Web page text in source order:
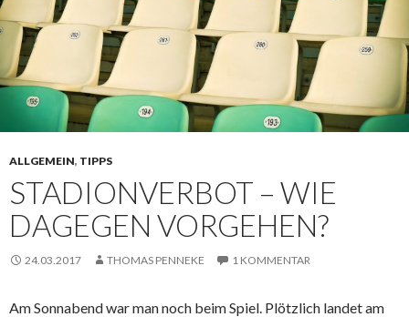
ALLGEMEIN, TIPPS
STADIONVERBOT – WIE
DAGEGEN VORGEHEN?
24.03.2017 THOMAS PENNEKE 1 KOMMENTAR
Am Sonnabend war man noch beim Spiel. Plötzlich landet am